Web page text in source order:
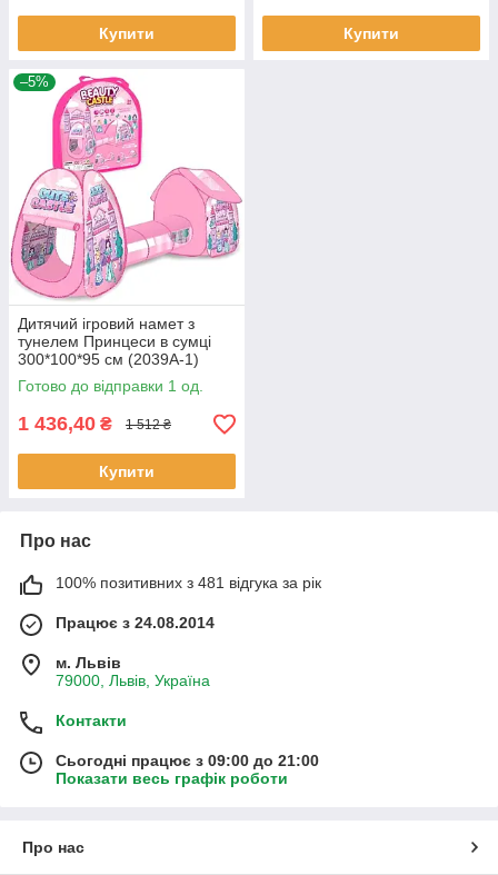
Купити Купити
–5%
Дитячий ігровий намет з
тунелем Принцеси в сумці
300*100*95 см (2039A-1)
Готово до відправки 1 од.
1 436,40 ₴ 1 512 ₴
Купити
Про нас
100% позитивних з 481 відгука за рік
Працює з 24.08.2014
м. Львів
79000, Львів, Україна
Контакти
Сьогодні працює з 09:00 до 21:00
Показати весь графік роботи
Про нас